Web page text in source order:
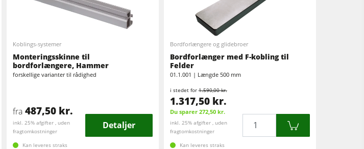
Koblings-systemer
Monteringsskinne til
bordforlængere, Hammer
forskellige varianter til rådighed
fra 487,50 kr.
inkl. 25% afgifter , uden
fragtomkostninger
Detaljer
Kan leveres straks
Bordforlængere og glidebroer
Bordforlænger med F-kobling til
Felder
01.1.001 | Længde 500 mm
i stedet for1.590,00 kr.
1.317,50 kr.
Du sparer 272,50 kr.
inkl. 25% afgifter , uden
fragtomkostninger
Kan leveres straks